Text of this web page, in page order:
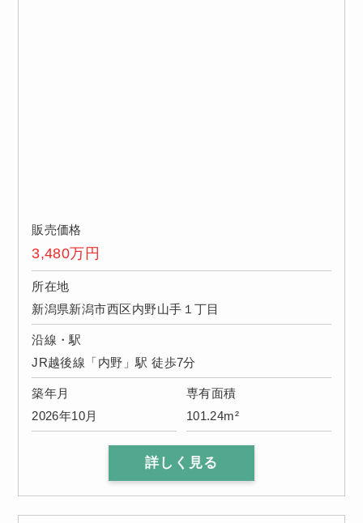
販売価格
3,480万円
所在地
新潟県新潟市西区内野山手１丁目
沿線・駅
JR越後線「内野」駅 徒歩7分
築年月
2026年10月
専有面積
101.24m²
詳しく見る